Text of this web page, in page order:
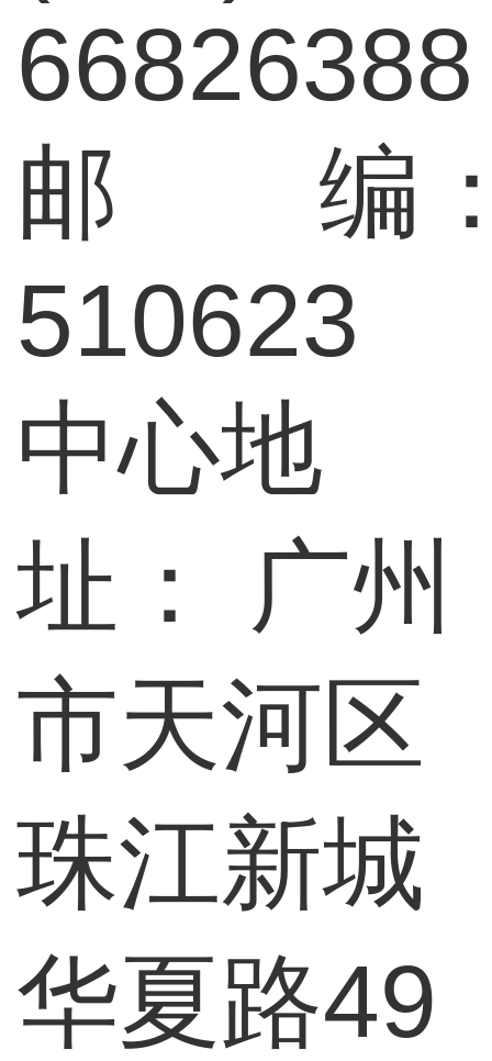
66826388
邮 编
510623
中心地
址：
广州
市天河区
珠江新城
华夏路49